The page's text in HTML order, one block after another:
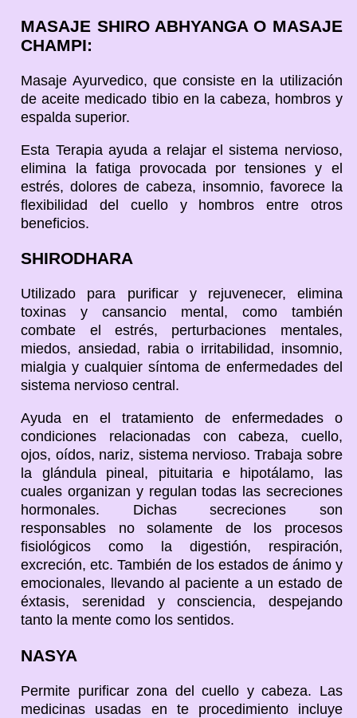
MASAJE SHIRO ABHYANGA O MASAJE
CHAMPI:
Masaje Ayurvedico, que consiste en la utilización
de aceite medicado tibio en la cabeza, hombros y
espalda superior.
Esta Terapia ayuda a relajar el sistema nervioso,
elimina la fatiga provocada por tensiones y el
estrés, dolores de cabeza, insomnio, favorece la
flexibilidad del cuello y hombros entre otros
beneficios.
SHIRODHARA
Utilizado para purificar y rejuvenecer, elimina
toxinas y cansancio mental, como también
combate el estrés, perturbaciones mentales,
miedos, ansiedad, rabia o irritabilidad, insomnio,
mialgia y cualquier síntoma de enfermedades del
sistema nervioso central.
Ayuda en el tratamiento de enfermedades o
condiciones relacionadas con cabeza, cuello,
ojos, oídos, nariz, sistema nervioso. Trabaja sobre
la glándula pineal, pituitaria e hipotálamo, las
cuales organizan y regulan todas las secreciones
hormonales. Dichas secreciones son
responsables no solamente de los procesos
fisiológicos como la digestión, respiración,
excreción, etc. También de los estados de ánimo y
emocionales, llevando al paciente a un estado de
éxtasis, serenidad y consciencia, despejando
tanto la mente como los sentidos.
NASYA
Permite purificar zona del cuello y cabeza. Las
medicinas usadas en te procedimiento incluye